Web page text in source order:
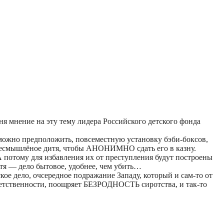
на эту тему лидера Российского детского фонда
предположить, повсеместную установку бэби-боксов,
дитя, чтобы АНОНИМНО сдать его в казну.
для избавления их от преступления будут построены
— дело бытовое, удобнее, чем убить…
дело, очсередное подражание Западу, который и сам-то от
поощряет БЕЗРОДНОСТЬ сиротства, и так-то